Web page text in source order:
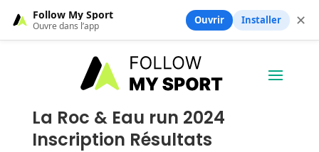
La Roc & Eau run 2024
Inscription Résultats
Follow My Sport
Ouvre dans l’app Ouvrir Installer ✕